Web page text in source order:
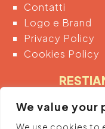
We value your
We use cookies to
Contatti
Logo e Brand
Privacy Policy
Cookies Policy
Inserendo di
automaticamente